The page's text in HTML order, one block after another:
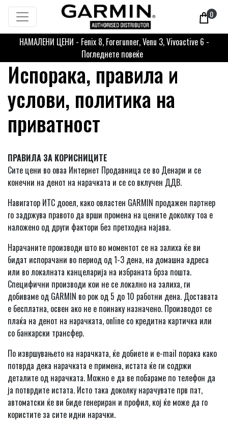
0
НАМАЛЕНИ ЦЕНИ - Fenix 8, Forerunner, Venu 3, Vivoactive 6 -
Погледнете повеќе
Испорака, правила и
услови, политика на
приватност
ПРАВИЛА ЗА КОРИСНИЦИТЕ
Сите цени во оваа Интернет Продавница се во Денари и се
конечни на денот на нарачката и се со вклучен ДДВ.
Навигатор ИТС дооел, како овластен GARMIN продажен партнер
го задржува правото да врши промена на цените доколку тоа е
наложено од други фактори без претходна најава.
Нарачаните производи што во моментот се на залиха ќе ви
бидат испорачани во период од 1-3 дена, на домашна адреса
или во локалната канцеларија на избраната брза пошта.
Специфични производи кои не се локално на залиха, ги
добиваме од GARMIN во рок од 5 до 10 работни дена. Доставата
е бесплатна, освен ако не е поинаку назначено. Производот се
плаќа на денот на нарачката, online со кредитна картичка или
со банкарски трансфер.
По извршувањето на нарачката, ќе добиете и e-mail порака како
потврда дека нарачката е примена, истата ќе ги содржи
деталите од нарачката. Можно е да ве побараме по телефон да
ја потврдите истата. Исто така доколку нарачувате прв пат,
автоматски ќе ви биде генериран и профил, кој ќе може да го
користите за сите идни нарачки.